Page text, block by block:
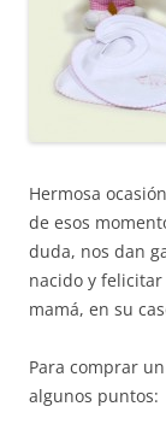
Hermosa
de esos
duda, nos dan
nacido y
mamá, en su
Para comprar
algunos puntos: